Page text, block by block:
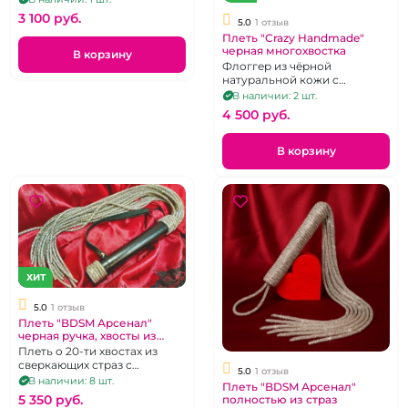
3 100 pуб.
В корзину
5.0 1 отзыв
Плеть "Crazy Handmade"
черная многохвостка
Флоггер из чёрной
натуральной кожи с
прошивкой.
В наличии: 2 шт.
4 500 pуб.
В корзину
ХИТ
5.0 1 отзыв
Плеть "BDSM Арсенал"
черная ручка, хвосты из
страз
Плеть о 20-ти хвостах из
сверкающих страз с
брутальной чёрной кожаной
рукоятью.
В наличии: 8 шт.
5 350 pуб.
5.0 1 отзыв
Плеть "BDSM Арсенал"
полностью из страз